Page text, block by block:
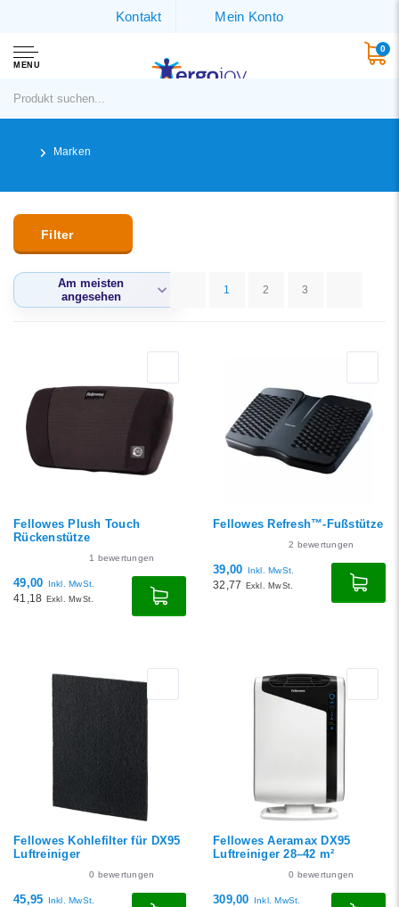
Kontakt Mein Konto
MENU
0
Marken
Filter
Am meisten
angesehen
Niedrigster Preis
1 2 3
Fellowes Plush Touch
Rückenstütze
1 bewertungen
49,00 Inkl. MwSt.
41,18 Exkl. MwSt.
Fellowes Refresh™-Fußstütze
2 bewertungen
39,00 Inkl. MwSt.
32,77 Exkl. MwSt.
Fellowes Kohlefilter für DX95
Luftreiniger
0 bewertungen
45,95 Inkl. MwSt.
Fellowes Aeramax DX95
Luftreiniger 28–42 m²
0 bewertungen
309,00 Inkl. MwSt.